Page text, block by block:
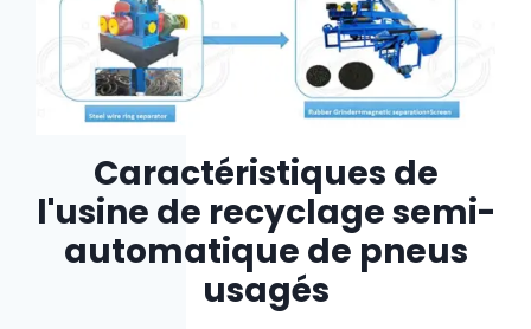
Caractéristiques de
l'usine de recyclage semi-
automatique de pneus
usagés